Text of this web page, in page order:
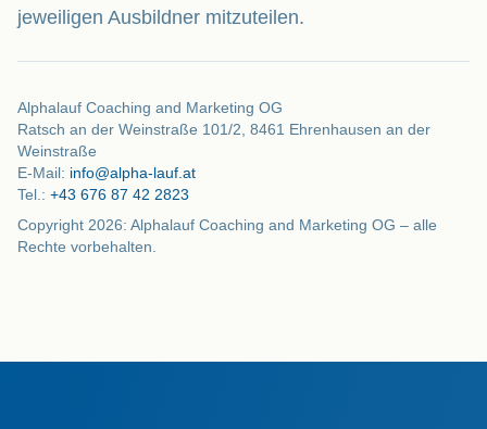
jeweiligen Ausbildner mitzuteilen.
Alphalauf Coaching and Marketing OG
Ratsch an der Weinstraße 101/2, 8461 Ehrenhausen an der
Weinstraße
E-Mail: info@alpha-lauf.at
Tel.: +43 676 87 42 2823
Copyright 2026: Alphalauf Coaching and Marketing OG – alle
Rechte vorbehalten.